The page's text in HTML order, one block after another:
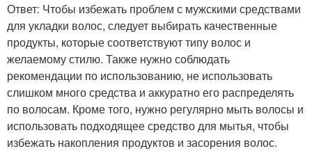
Ответ: Чтобы избежать проблем с мужскими средствами
для укладки волос, следует выбирать качественные
продукты, которые соответствуют типу волос и
желаемому стилю. Также нужно соблюдать
рекомендации по использованию, не использовать
слишком много средства и аккуратно его распределять
по волосам. Кроме того, нужно регулярно мыть волосы и
использовать подходящее средство для мытья, чтобы
избежать накопления продуктов и засорения волос.